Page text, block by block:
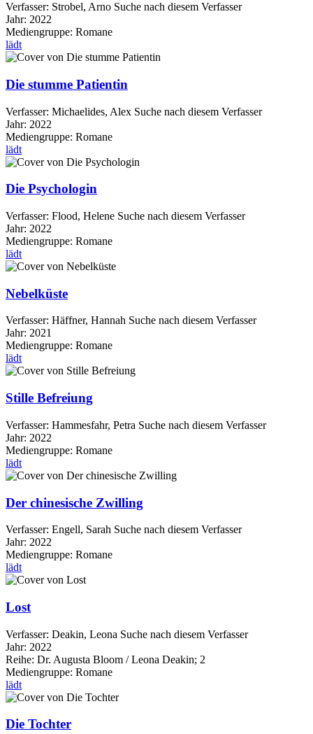
Verfasser: Strobel, Arno Suche nach diesem Verfasser
Jahr: 2022
Mediengruppe: Romane
lädt
Die stumme Patientin
Verfasser: Michaelides, Alex Suche nach diesem Verfasser
Jahr: 2022
Mediengruppe: Romane
lädt
Die Psychologin
Verfasser: Flood, Helene Suche nach diesem Verfasser
Jahr: 2022
Mediengruppe: Romane
lädt
Nebelküste
Verfasser: Häffner, Hannah Suche nach diesem Verfasser
Jahr: 2021
Mediengruppe: Romane
lädt
Stille Befreiung
Verfasser: Hammesfahr, Petra Suche nach diesem Verfasser
Jahr: 2022
Mediengruppe: Romane
lädt
Der chinesische Zwilling
Verfasser: Engell, Sarah Suche nach diesem Verfasser
Jahr: 2022
Mediengruppe: Romane
lädt
Lost
Verfasser: Deakin, Leona Suche nach diesem Verfasser
Jahr: 2022
Reihe: Dr. Augusta Bloom / Leona Deakin; 2
Mediengruppe: Romane
lädt
Die Tochter